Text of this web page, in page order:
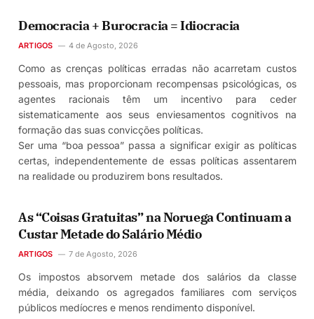
Democracia + Burocracia = Idiocracia
ARTIGOS 4 de Agosto, 2026
Como as crenças políticas erradas não acarretam custos
pessoais, mas proporcionam recompensas psicológicas, os
agentes racionais têm um incentivo para ceder
sistematicamente aos seus enviesamentos cognitivos na
formação das suas convicções políticas.
Ser uma “boa pessoa” passa a significar exigir as políticas
certas, independentemente de essas políticas assentarem
na realidade ou produzirem bons resultados.
As “Coisas Gratuitas” na Noruega Continuam a
Custar Metade do Salário Médio
ARTIGOS 7 de Agosto, 2026
Os impostos absorvem metade dos salários da classe
média, deixando os agregados familiares com serviços
públicos medíocres e menos rendimento disponível.